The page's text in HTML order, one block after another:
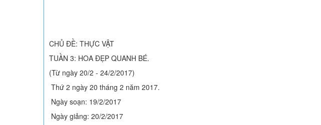
CHỦ ĐỀ: THỰC VẬT
TUẦN 3: HOA ĐẸP QUANH BÉ.
(Từ ngày 20/2 - 24/2/2017)
Thứ 2 ngày 20 tháng 2 năm 2017.
Ngày soạn: 19/2/2017
Ngày giảng: 20/2/2017